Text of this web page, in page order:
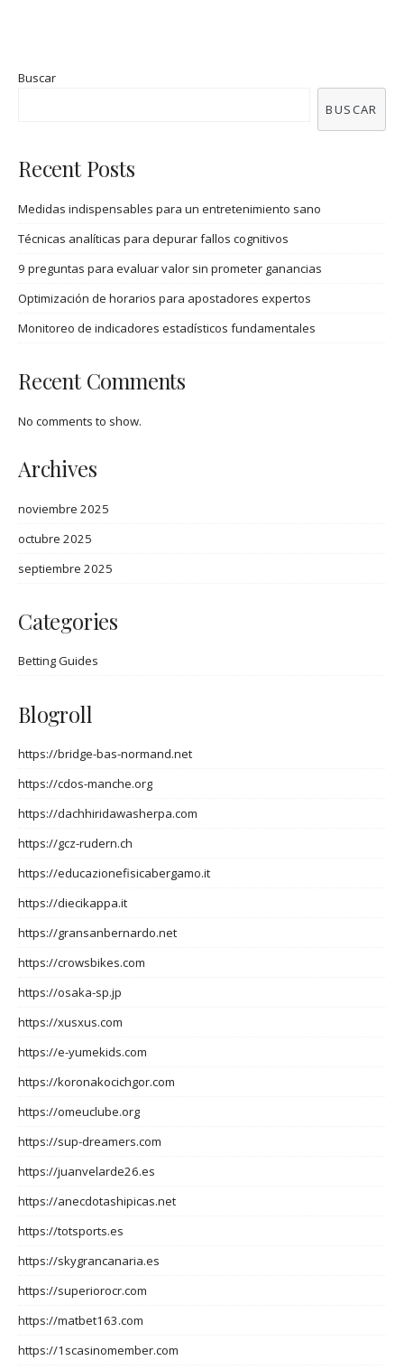
Buscar
BUSCAR
Recent Posts
Medidas indispensables para un entretenimiento sano
Técnicas analíticas para depurar fallos cognitivos
9 preguntas para evaluar valor sin prometer ganancias
Optimización de horarios para apostadores expertos
Monitoreo de indicadores estadísticos fundamentales
Recent Comments
No comments to show.
Archives
noviembre 2025
octubre 2025
septiembre 2025
Categories
Betting Guides
Blogroll
https://bridge-bas-normand.net
https://cdos-manche.org
https://dachhiridawasherpa.com
https://gcz-rudern.ch
https://educazionefisicabergamo.it
https://diecikappa.it
https://gransanbernardo.net
https://crowsbikes.com
https://osaka-sp.jp
https://xusxus.com
https://e-yumekids.com
https://koronakocichgor.com
https://omeuclube.org
https://sup-dreamers.com
https://juanvelarde26.es
https://anecdotashipicas.net
https://totsports.es
https://skygrancanaria.es
https://superiorocr.com
https://matbet163.com
https://1scasinomember.com